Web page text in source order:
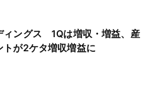
ィングス 1Qは増収・増益、産
トが2ケタ増収増益に